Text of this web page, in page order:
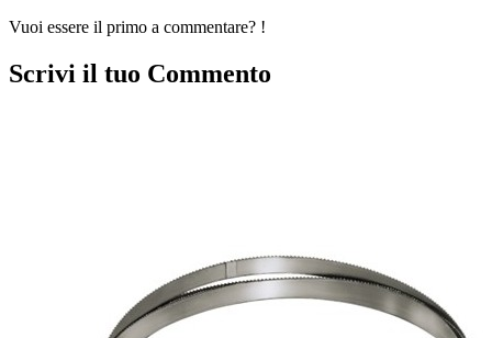
Vuoi essere il primo a commentare? !
Scrivi il tuo Commento